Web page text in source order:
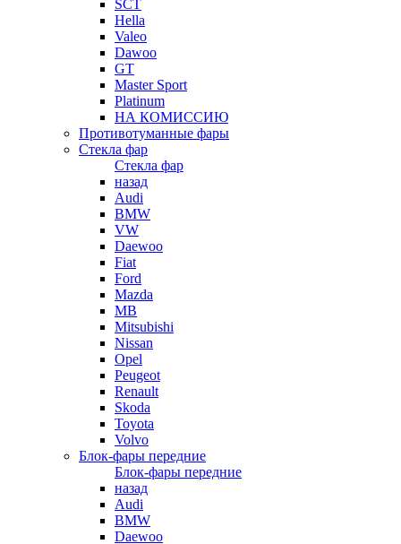
SCT
Hella
Valeo
Dawoo
GT
Master Sport
Platinum
НА КОМИССИЮ
Противотуманные фары
Стекла фар
Стекла фар
назад
Audi
BMW
VW
Daewoo
Fiat
Ford
Mazda
MB
Mitsubishi
Nissan
Opel
Peugeot
Renault
Skoda
Toyota
Volvo
Блок-фары передние
Блок-фары передние
назад
Audi
BMW
Daewoo